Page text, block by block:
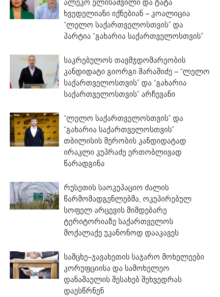
ხვედელიანი იქნებიან – კოალიცია
“ლელო საქართველოსთვის” და
პარტია “გახარია საქართველოსთვის”
საკრებულოს თავმჯდომარეობის
კანდიდატი გიორგი შარაშიძე – “ლელო
საქართველოსთვის” და “გახარია
საქართველოსთვის” არჩევანი
“ლელო საქართველოსთვის” და
“გახარია საქართველოსთვის”
თბილისის მერობის კანდიდატად
ირაკლი კუპრაძე ერთობლივად
წარადგინა
რუსეთის საოკუპაციო ძალის
წარმომადგენლებმა, ოკუპირებულ
სოფელ არცევის მიმდებარე
ტერიტორიაზე საქართველოს
მოქალაქე უკანონოდ დააკავეს
სამცხე–ჯავახეთის საჯარო მოხელეები
კორუფციისა და სამოხელეო
დანაშაულის შესახებ შეხვედრას
დაესწრნენ